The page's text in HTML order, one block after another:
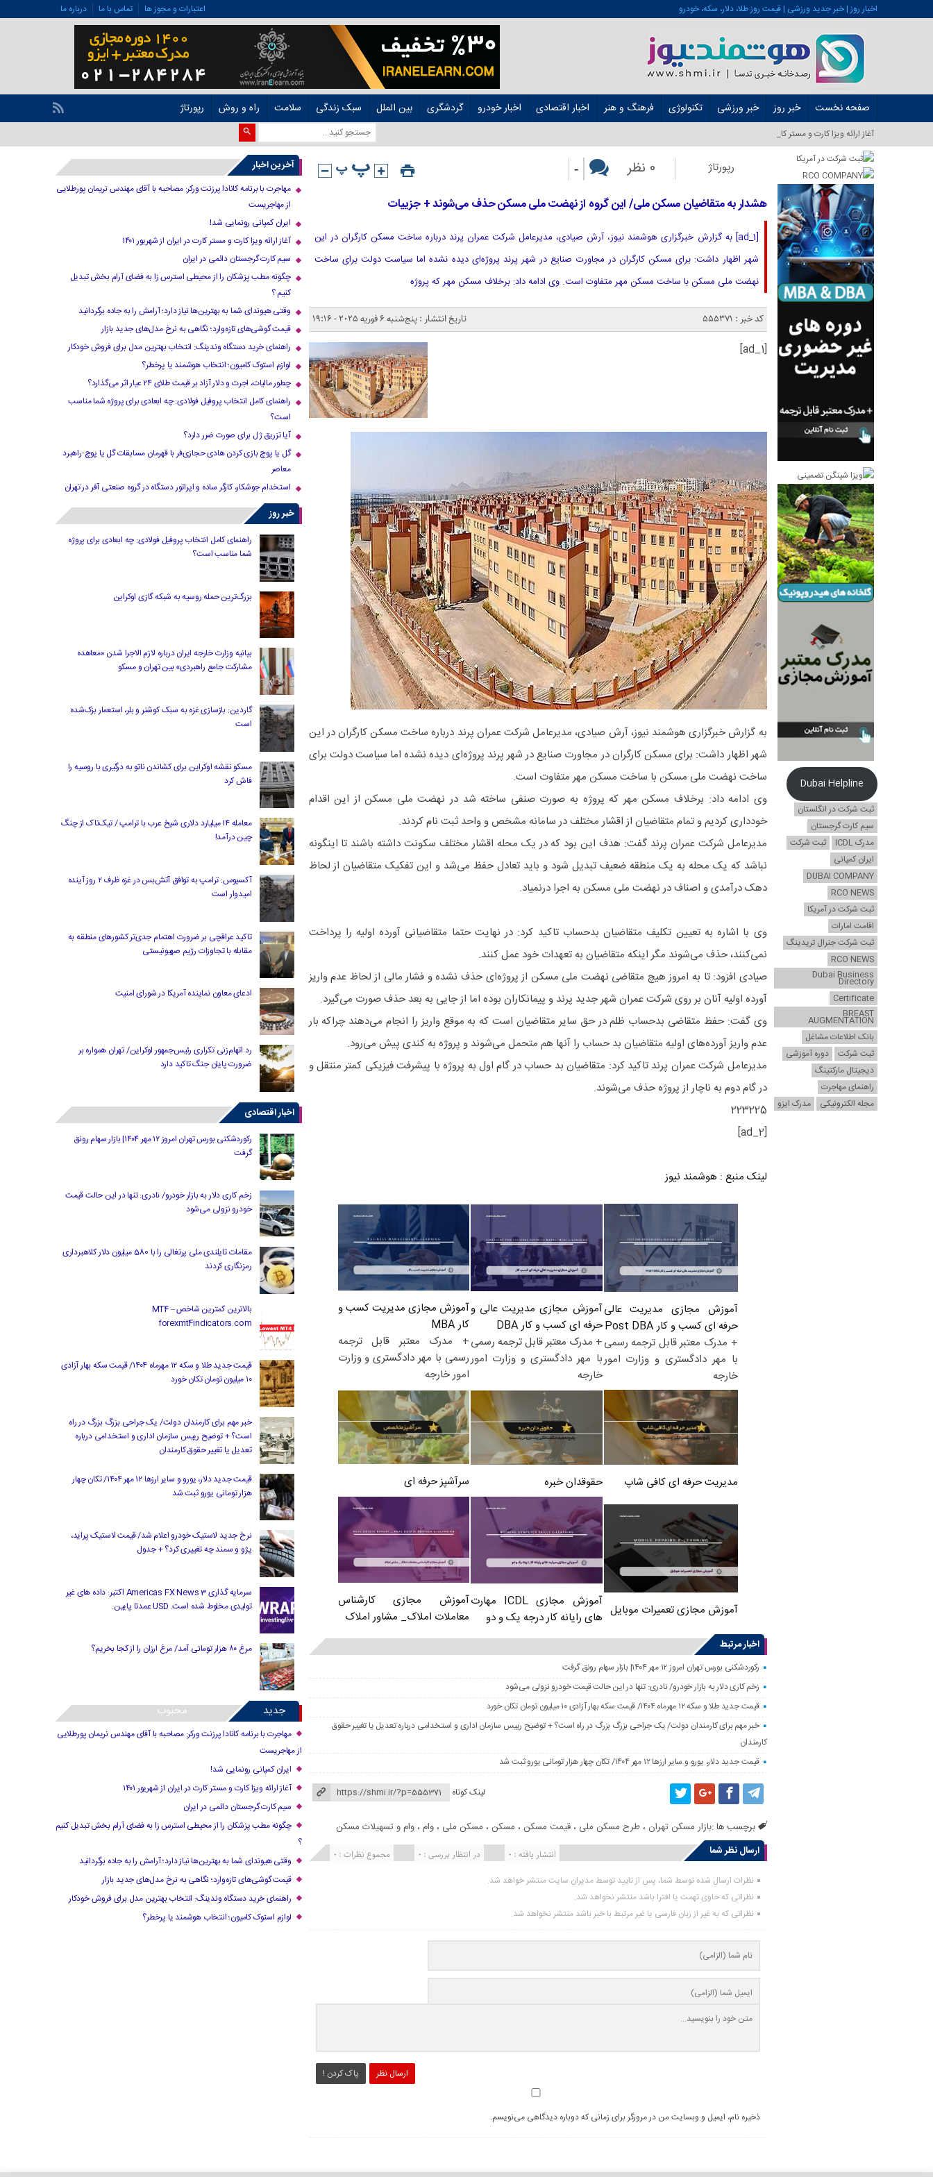
اخبار روز | خبر جدید ورزشی | قیمت روز طلا، دلار، سکه، خودرو اعتبارات و مجوز ها تماس با ما درباره ما
صفحه نخست خبر روز خبر ورزشی تکنولوژی فرهنگ و هنر اخبار اقتصادی اخبار خودرو گردشگری بین الملل سبک زندگی سلامت راه و روش رپورتاژ
آغاز ارائه ویزا کارت و مستر کارت در ایران _
رپورتاژ 0 نظر -
هشدار به متقاضیان مسکن ملی/ این گروه از نهضت ملی مسکن حذف می‌شوند + جزییات
[ad_1] به گزارش خبرگزاری هوشمند نیوز، آرش صیادی، مدیرعامل شرکت عمران پرند درباره ساخت مسکن کارگران در این
شهر اظهار داشت: برای مسکن کارگران در مجاورت صنایع در شهر پرند پروژه‌ای دیده نشده اما سیاست دولت برای ساخت
نهضت ملی مسکن با ساخت مسکن مهر متفاوت است. وی ادامه داد: برخلاف مسکن مهر که پروژه
کد خبر : 555371 تاریخ انتشار : پنج‌شنبه 6 فوریه 2025 - 19:16
[ad_1]
به گزارش خبرگزاری هوشمند نیوز، آرش صیادی، مدیرعامل شرکت عمران پرند درباره ساخت مسکن کارگران در این
شهر اظهار داشت: برای مسکن کارگران در مجاورت صنایع در شهر پرند پروژه‌ای دیده نشده اما سیاست دولت برای
ساخت نهضت ملی مسکن با ساخت مسکن مهر متفاوت است.
وی ادامه داد: برخلاف مسکن مهر که پروژه به صورت صنفی ساخته شد در نهضت ملی مسکن از این اقدام
خودداری کردیم و تمام متقاضیان از اقشار مختلف در سامانه مشخص و واحد ثبت نام کردند.
مدیرعامل شرکت عمران پرند گفت: هدف این بود که در یک محله اقشار مختلف سکونت داشته باشند تا اینگونه
نباشد که یک محله به یک منطقه ضعیف تبدیل شود و باید تعادل حفظ می‌شد و این تفکیک متقاضیان از لحاظ
دهک درآمدی و اصناف در نهضت ملی مسکن به اجرا درنمیاد.
وی با اشاره به تعیین تکلیف متقاضیان بدحساب تاکید کرد: در نهایت حتما متقاضیانی آورده اولیه را پرداخت
نمی‌کنند، حذف می‌شوند مگر اینکه متقاضیان به تعهدات خود عمل کنند.
صیادی افزود: تا به امروز هیچ متقاضی نهضت ملی مسکن از پروژه‌ای حذف نشده و فشار مالی از لحاظ عدم واریز
آورده اولیه آنان بر روی شرکت عمران شهر جدید پرند و پیمانکاران بوده اما از جایی به بعد حذف صورت می‌گیرد.
وی گفت: حفظ متقاضی بدحساب ظلم در حق سایر متقاضیان است که به موقع واریز را انجام می‌دهند چراکه بار
عدم واریز آورده‌های اولیه متقاضیان بد حساب را آنها هم متحمل می‌شوند و پروژه به کندی پیش می‌رود.
مدیرعامل شرکت عمران پرند تاکید کرد: متقاضیان بد حساب در گام اول به پروژه با پیشرفت فیزیکی کمتر منتقل و
در گام دوم به ناچار از پروژه حذف می‌شوند.
223225
[ad_2]
لینک منبع : هوشمند نیوز
آموزش مجازی مدیریت عالی
حرفه ای کسب و کار Post DBA
+ مدرک معتبر قابل ترجمه رسمی
با مهر دادگستری و وزارت امور
خارجه
آموزش مجازی مدیریت عالی و
حرفه ای کسب و کار DBA
+ مدرک معتبر قابل ترجمه رسمی
با مهر دادگستری و وزارت امور
خارجه
آموزش مجازی مدیریت کسب و
کار MBA
+ مدرک معتبر قابل ترجمه
رسمی با مهر دادگستری و وزارت
امور خارجه
مدیریت حرفه ای کافی شاپ حقوقدان خبره سرآشپز حرفه ای
آموزش مجازی تعمیرات موبایل
آموزش مجازی ICDL مهارت
های رایانه کار درجه یک و دو
آموزش مجازی کارشناس
معاملات املاک_ مشاور املاک
اخبار مرتبط
رکوردشکنی بورس تهران امروز ۱۲ مهر ۱۴۰۴| بازار سهام رونق گرفت
زخم کاری دلار به بازار خودرو/ نادری: تنها در این حالت قیمت خودرو نزولی می‌شود
قیمت جدید طلا و سکه ۱۲ مهرماه ۱۴۰۴/ قیمت سکه بهار آزادی ۱۰ میلیون تومان تکان خورد
خبر مهم برای کارمندان دولت/ یک جراحی بزرگ بزرگ در راه است؟ + توضیح رییس سازمان اداری و استخدامی درباره تعدیل یا تغییر حقوق
کارمندان
قیمت جدید دلار، یورو و سایر ارزها ۱۲ مهر ۱۴۰۴/ تکان چهار هزار تومانی یورو ثبت شد
لینک کوتاه
برچسب ها :بازار مسکن تهران ،طرح مسکن ملی ،قیمت مسکن ، مسکن ، مسکن ملی ،وام ،وام و تسهیلات مسکن
ارسال نظر شما
مجموع نظرات : 0 در انتظار بررسی : 0 انتشار یافته : 0
نظرات ارسال شده توسط شما، پس از تایید توسط مدیران سایت منتشر خواهد شد.
نظراتی که حاوی تهمت یا افترا باشد منتشر نخواهد شد.
نظراتی که به غیر از زبان فارسی یا غیر مرتبط با خبر باشد منتشر نخواهد شد.
ارسال نظر پاک کردن !
ذخیره نام، ایمیل و وبسایت من در مرورگر برای زمانی که دوباره دیدگاهی می‌نویسم.
Dubai Helpline
ثبت شرکت در انگلستان
سیم کارت گرجستان
مدرک ICDL
ثبت شرکت
ایران کمپانی
DUBAI COMPANY
RCO NEWS
ثبت شرکت در آمریکا
اقامت امارات
ثبت شرکت جنرال تریدینگ
RCO NEWS
Dubai Business
Directory
Certificate
BREAST
AUGMENTATION
بانک اطلاعات مشاغل
ثبت شرکت
دوره آموزشی
دیجیتال مارکتینگ
راهنمای مهاجرت
مجله الکترونیکی
مدرک ایزو
آخرین اخبار
مهاجرت با برنامه کانادا پرزنت ورکر: مصاحبه با آقای مهندس نریمان پورطلایی
از مهاجریست
ایران کمپانی رونمایی شد!
آغاز ارائه ویزا کارت و مستر کارت در ایران از شهریور ۱۴۰۱
سیم کارت گرجستان دائمی در ایران
چگونه مطب پزشکان را از محیطی استرس زا به فضای آرام بخش تبدیل
کنیم ؟
وقتی هیوندای شما به بهترین‌ها نیاز دارد؛ آرامش را به جاده برگردانید
قیمت گوشی‌های تازه‌وارد؛ نگاهی به نرخ مدل‌های جدید بازار
راهنمای خرید دستگاه وندینگ: انتخاب بهترین مدل برای فروش خودکار
لوازم استوک کامیون؛ انتخاب هوشمند یا پرخطر؟
چطور مالیات، اجرت و دلار آزاد بر قیمت طلای ۲۴ عیار اثر می‌گذارد؟
راهنمای کامل انتخاب پروفیل فولادی: چه ابعادی برای پروژه شما مناسب
است؟
آیا تزریق ژل برای صورت ضرر دارد​؟
گل یا پوچ بازی کردن هادی حجازی‌فر با قهرمان مسابقات گل یا پوچ-راهبرد
معاصر
استخدام جوشکار، کارگر ساده و اپراتور دستگاه در گروه صنعتی آفر در تهران
خبر روز
راهنمای کامل انتخاب پروفیل فولادی: چه ابعادی برای پروژه
شما مناسب است؟
بزرگ‌ترین حمله روسیه به شبکه گازی اوکراین
بیانیه وزارت خارجه ایران درباره لازم‌ الاجرا شدن «معاهده
مشارکت جامع راهبردی» بین تهران و مسکو
گاردین: بازسازی غزه به سبک کوشنر و بلر، استعمار بزک‌شده
است
مسکو نقشه اوکراین برای کشاندن ناتو به درگیری با روسیه را
فاش کرد
معامله ۱۴ میلیارد دلاری شیخ عرب با ترامپ / تیک‌تاک از چنگ
چین درآمد!
آکسیوس: ترامپ به توافق آتش‌بس در غزه ظرف ۲ روز آینده
امیدوار است
تاکید عراقچی بر ضرورت اهتمام جدی‌تر کشورهای منطقه به
مقابله با تجاوزات رژیم صهیونیستی
ادعای معاون نماینده آمریکا در شورای امنیت
رد اتهام‌زنی تکراری رئیس‌جمهور اوکراین/ تهران همواره بر
ضرورت پایان جنگ تاکید دارد
اخبار اقتصادی
رکوردشکنی بورس تهران امروز ۱۲ مهر ۱۴۰۴| بازار سهام رونق
گرفت
زخم کاری دلار به بازار خودرو/ نادری: تنها در این حالت قیمت
خودرو نزولی می‌شود
مقامات تایلندی ملی پرتغالی را با 580 میلیون دلار کلاهبرداری
رمزنگاری کردند
بالاترین کمترین شاخص MT4 –
forexmt4indicators.com
قیمت جدید طلا و سکه ۱۲ مهرماه ۱۴۰۴/ قیمت سکه بهار آزادی
۱۰ میلیون تومان تکان خورد
خبر مهم برای کارمندان دولت/ یک جراحی بزرگ بزرگ در راه
است؟ + توضیح رییس سازمان اداری و استخدامی درباره
تعدیل یا تغییر حقوق کارمندان
قیمت جدید دلار، یورو و سایر ارزها ۱۲ مهر ۱۴۰۴/ تکان چهار
هزار تومانی یورو ثبت شد
نرخ جدید لاستیک خودرو اعلام شد/ قیمت لاستیک پراید،
پژو و سمند چه تغییری کرد؟ + جدول
سرمایه گذاری Americas FX News 3 اکتبر: داده های غیر
تولیدی مخلوط شده است. USD عمدتا پایین.
مرغ ۸۰ هزار تومانی آمد/ مرغ ارزان را از کجا بخریم؟
جدید محبوب
مهاجرت با برنامه کانادا پرزنت ورکر: مصاحبه با آقای مهندس نریمان پورطلایی
از مهاجریست
ایران کمپانی رونمایی شد!
آغاز ارائه ویزا کارت و مستر کارت در ایران از شهریور ۱۴۰۱
سیم کارت گرجستان دائمی در ایران
چگونه مطب پزشکان را از محیطی استرس زا به فضای آرام بخش تبدیل کنیم
؟
وقتی هیوندای شما به بهترین‌ها نیاز دارد؛ آرامش را به جاده برگردانید
قیمت گوشی‌های تازه‌وارد؛ نگاهی به نرخ مدل‌های جدید بازار
راهنمای خرید دستگاه وندینگ: انتخاب بهترین مدل برای فروش خودکار
لوازم استوک کامیون؛ انتخاب هوشمند یا پرخطر؟